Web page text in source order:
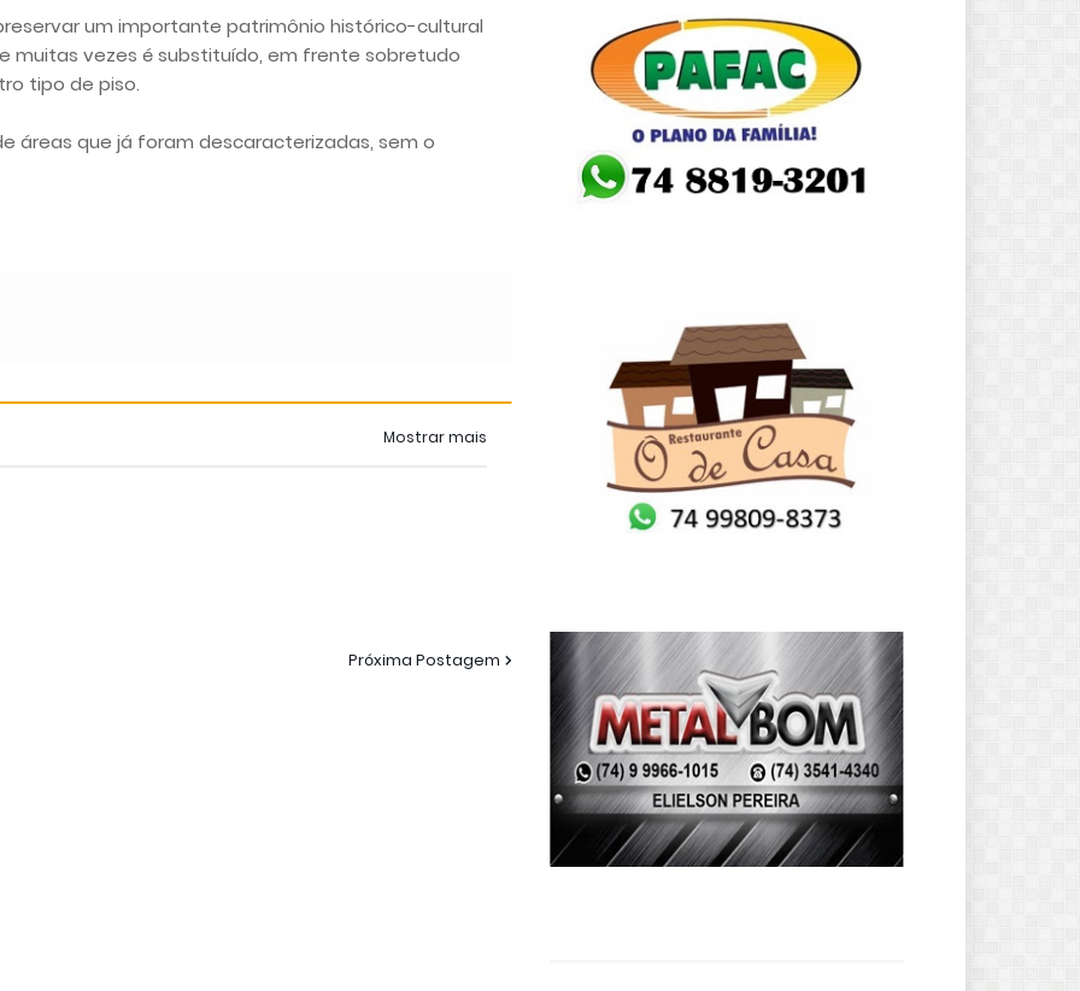
um importante patrimônio histórico-cultural
muitas vezes é substituído, em frente sobretudo
tipo de piso.
áreas que já foram descaracterizadas, sem o
Mostrar mais
Próxima Postagem